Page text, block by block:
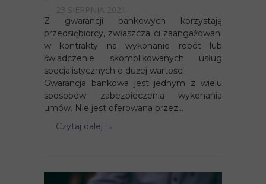
23 SIERPNIA 2021
Z gwarancji bankowych korzystają
przedsiębiorcy, zwłaszcza ci zaangażowani
w kontrakty na wykonanie robót lub
świadczenie skomplikowanych usług
specjalistycznych o dużej wartości.
Gwarancja bankowa jest jednym z wielu
sposobów zabezpieczenia wykonania
umów. Nie jest oferowana przez...
Czytaj dalej →